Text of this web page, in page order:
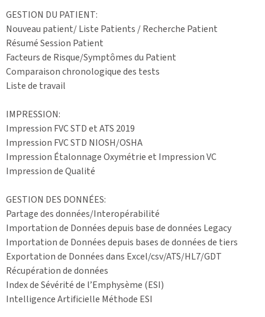
GESTION DU PATIENT:
Nouveau patient/ Liste Patients / Recherche Patient
Résumé Session Patient
Facteurs de Risque/Symptômes du Patient
Comparaison chronologique des tests
Liste de travail
IMPRESSION:
Impression FVC STD et ATS 2019
Impression FVC STD NIOSH/OSHA
Impression Étalonnage Oxymétrie et Impression VC
Impression de Qualité
GESTION DES DONNÉES:
Partage des données/Interopérabilité
Importation de Données depuis base de données Legacy
Importation de Données depuis bases de données de tiers
Exportation de Données dans Excel/csv/ATS/HL7/GDT
Récupération de données
Index de Sévérité de l’Emphysème (ESI)
Intelligence Artificielle Méthode ESI